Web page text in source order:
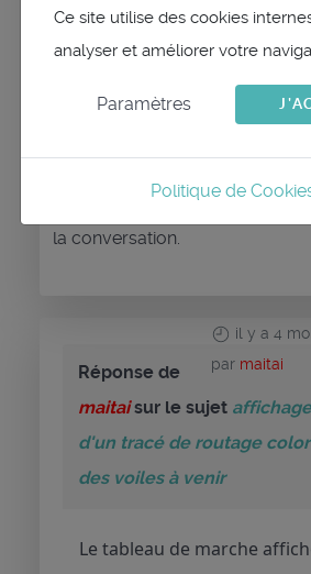
PERM_1 = voile;
ouCréer un compte
la conversation.
il y a 4
par maitai
Réponse de
maitaisur le sujet
d'un tracé de routage
des voiles à venir
Le tableau de marche
Ce site utilise des cookies
analyser et améliorer votre
Paramètres
Politique de